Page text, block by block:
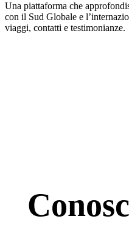
Una piattaforma che
con il Sud Globale e
viaggi, contatti e testimonianze.